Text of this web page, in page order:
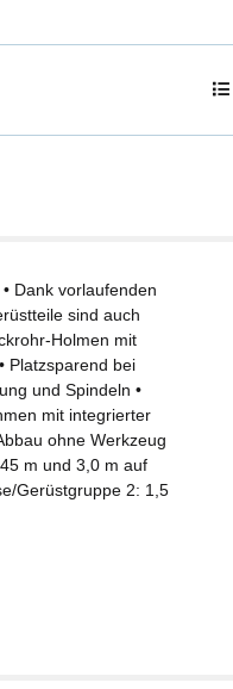
Dank vorlaufenden
sind auch
Holmen mit
Platzsparend bei
und Spindeln •
mit integrierter
ohne Werkzeug
m und 3,0 m auf
Gerüstgruppe 2: 1,5